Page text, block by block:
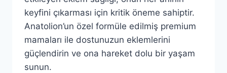
keyfini çıkarması için kritik öneme sahiptir.
Anatolion’un özel formüle edilmiş premium
mamaları ile dostunuzun eklemlerini
güçlendirin ve ona hareket dolu bir yaşam
sunun.